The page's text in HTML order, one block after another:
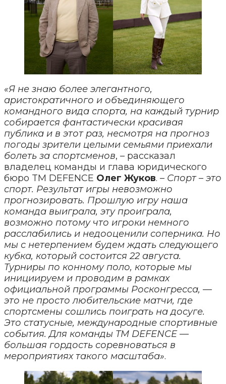
«Я не знаю более элегантного,
аристократичного и объединяющего
командного вида спорта, на каждый турнир
собирается фантастически красивая
публика и в этот раз, несмотря на прогноз
погоды зрители целыми семьями приехали
болеть за спортсменов, – рассказал
владелец команды и глава юридического
бюро TM DEFENCE Олег Жуков. – Спорт – это
спорт. Результат игры невозможно
прогнозировать. Прошлую игру наша
команда выиграла, эту проиграла,
возможно потому что игроки немного
расслабились и недооценили соперника. Но
мы с нетерпением будем ждать следующего
кубка, который состоится 22 августа.
Турниры по конному поло, которые мы
инициируем и проводим в рамках
официальной программы Росконгресса, —
это не просто любительские матчи, где
спортсмены сошлись поиграть на досуге.
Это статусные, международные спортивные
события. Для команды TM DEFENCE —
большая гордость соревноваться в
мероприятиях такого масштаба».